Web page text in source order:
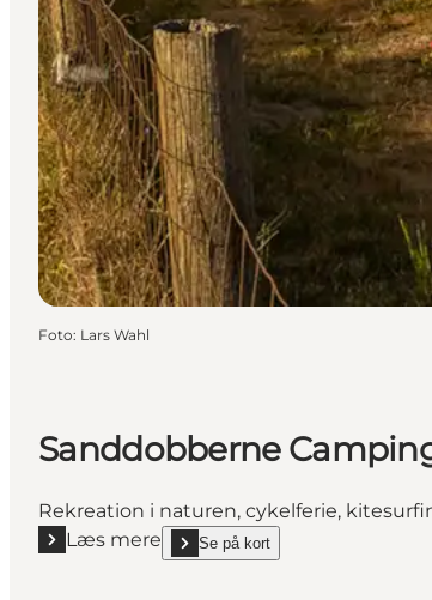
Foto: Lars Wahl
Sanddobberne
Rekreation i naturen, cykelferie,
Læs mere
Læs mere "Sanddobberne Camping"
Se på kort
show Sanddobberne Camping on_map